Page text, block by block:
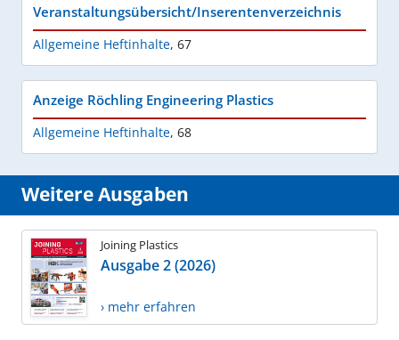
Veranstaltungsübersicht/Inserentenverzeichnis
Allgemeine Heftinhalte, 67
Anzeige Röchling Engineering Plastics
Allgemeine Heftinhalte, 68
Weitere Ausgaben
Joining Plastics
Ausgabe 2 (2026)
› mehr erfahren